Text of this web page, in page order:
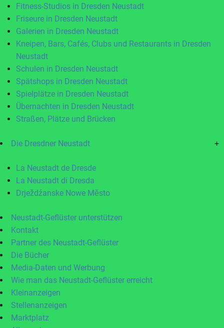
Fitness-Studios in Dresden Neustadt
Friseure in Dresden Neustadt
Galerien in Dresden Neustadt
Kneipen, Bars, Cafés, Clubs und Restaurants in Dresden
Neustadt
Schulen in Dresden Neustadt
Spätshops in Dresden Neustadt
Spielplätze in Dresden Neustadt
Übernachten in Dresden Neustadt
Straßen, Plätze und Brücken
Die Dresdner Neustadt +
La Neustadt de Dresde
La Neustadt di Dresda
Drježdźanske Nowe Město
Neustadt-Geflüster unterstützen
Kontakt
Partner des Neustadt-Geflüster
Die Bücher
Media-Daten und Werbung
Wie man das Neustadt-Geflüster erreicht
Kleinanzeigen
Stellenanzeigen
Marktplatz